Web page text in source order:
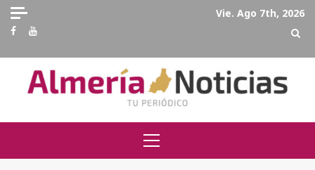
Skip
content
Vie. Ago 7th, 2026
Facebook
Youtube
Primary
Menu